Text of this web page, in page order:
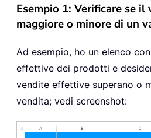
Esempio 1: Verificare se
maggiore o minore di un
Ad esempio, ho un elenco
effettive dei prodotti e
vendite effettive superano o
vendita; vedi screenshot: